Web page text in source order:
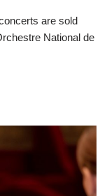
are sold
National de